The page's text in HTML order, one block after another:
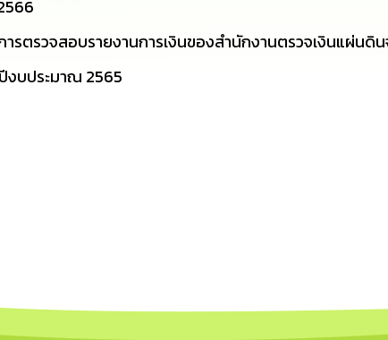
รตรวจสอบรายงานการเงินของสำนักงานตรวจเงินแผ่นดิ
งบประมาณ 2565